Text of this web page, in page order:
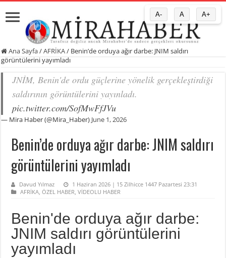
Ana Sayfa/AFRİKA/ Benin’de orduya ağır darbe: JNIM saldırı
görüntülerini yayımladı
JNİM, Benin'de ordu güçlerine yönelik gerçekleştirdiği
saldırının görüntülerini yayınladı.
pic.twitter.com/SofMwFfJVu
— Mira Haber (@Mira_Haber) June 1, 2026
Benin’de orduya ağır darbe: JNIM saldırı
görüntülerini yayımladı
Davud Yılmaz
1 Haziran 2026 | 15 Zilhicce 1447 Pazartesi 23:31
AFRİKA,ÖZEL HABER,VİDEOLU HABER
Benin'de orduya ağır darbe:
JNIM saldırı görüntülerini
yayımladı
A- A A+